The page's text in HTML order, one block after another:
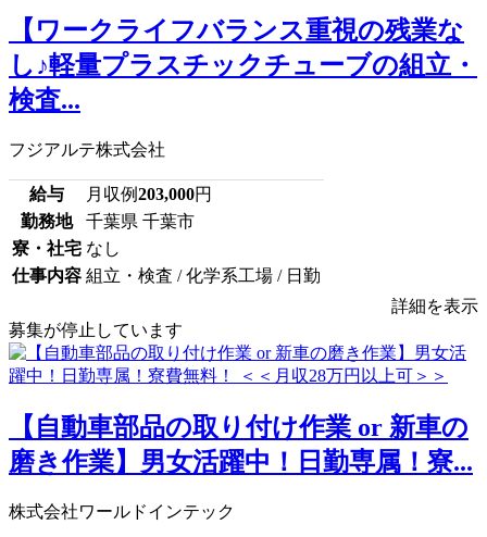
【ワークライフバランス重視の残業な
し♪軽量プラスチックチューブの組立・
検査...
フジアルテ株式会社
給与 月収例203,000円
勤務地
千葉県 千葉市
寮・社宅 なし
仕事内容 組立・検査 / 化学系工場 / 日勤
詳細を表示
募集が停止しています
【自動車部品の取り付け作業 or 新車の
磨き作業】男女活躍中！日勤専属！寮...
株式会社ワールドインテック